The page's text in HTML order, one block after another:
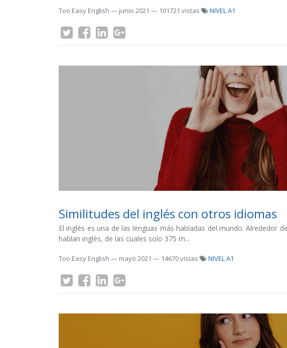
Too Easy English — junio 2021 — 101721 vistas NIVEL A1
Similitudes del inglés con otros idiomas
El inglés es una de las lenguas más habladas del mundo. Alrededor
hablan inglés, de las cuales solo 375 m...
Too Easy English — mayo 2021 — 14670 vistas NIVEL A1